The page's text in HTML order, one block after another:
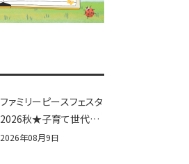
ファミリーピースフェスタ
2026秋★子育て世代向
けに告知&披露の場とし
2026年08月9日